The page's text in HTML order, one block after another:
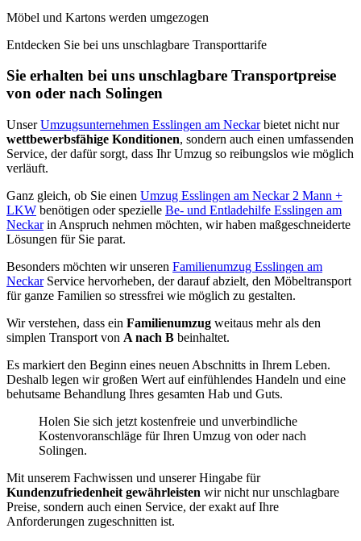
Möbel und Kartons werden umgezogen
Entdecken Sie bei uns unschlagbare Transporttarife
Sie erhalten bei uns unschlagbare Transportpreise
von oder nach Solingen
UnserUmzugsunternehmen Esslingen am Neckarbietet nicht nur
wettbewerbsfähige Konditionen, sondern auch einen umfassenden
Service, der dafür sorgt, dass Ihr Umzug so reibungslos wie möglich
verläuft.
Ganz gleich, ob Sie einen Umzug Esslingen am Neckar 2 Mann +
LKW benötigen oder spezielle Be- und Entladehilfe Esslingen am
Neckarin Anspruch nehmen möchten, wir haben maßgeschneiderte
Lösungen für Sie parat.
Besonders möchten wir unseren Familienumzug Esslingen am
NeckarService hervorheben, der darauf abzielt, den Möbeltransport
für ganze Familien so stressfrei wie möglich zu gestalten.
Wir verstehen, dass ein Familienumzug weitaus mehr als den
simplen Transport von A nach B beinhaltet.
Es markiert den Beginn eines neuen Abschnitts in Ihrem Leben.
Deshalb legen wir großen Wert auf einfühlendes Handeln und eine
behutsame Behandlung Ihres gesamten Hab und Guts.
Holen Sie sich jetzt kostenfreie und unverbindliche
Kostenvoranschläge für Ihren Umzug von oder nach
Solingen.
Mit unserem Fachwissen und unserer Hingabe für
Kundenzufriedenheit gewährleisten wir nicht nur unschlagbare
Preise, sondern auch einen Service, der exakt auf Ihre
Anforderungen zugeschnitten ist.